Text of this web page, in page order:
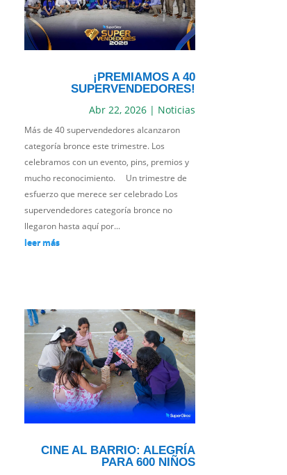
¡PREMIAMOS A 40
SUPERVENDEDORES!
Abr 22, 2026| Noticias
Más de 40 supervendedores alcanzaron
categoría bronce este trimestre. Los
celebramos con un evento, pins, premios y
mucho reconocimiento. Un trimestre de
esfuerzo que merece ser celebrado Los
supervendedores categoría bronce no
llegaron hasta aquí por...
leer más
CINE AL BARRIO: ALEGRÍA
PARA 600 NIÑOS